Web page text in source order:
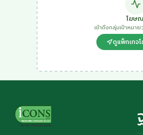
โฆษ
เข้าถึงกลุ่มเป้าหมา
ดูแพ็กเกจ